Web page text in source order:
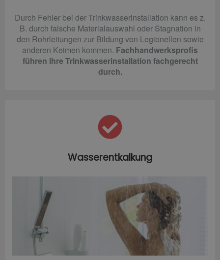
Durch Fehler bei der Trinkwasserinstallation kann es z.
B. durch falsche Materialauswahl oder Stagnation in
den Rohrleitungen zur Bildung von Legionellen sowie
anderen Keimen kommen. Fachhandwerksprofis
führen Ihre Trinkwasserinstallation fachgerecht
durch.
Wasserentkalkung